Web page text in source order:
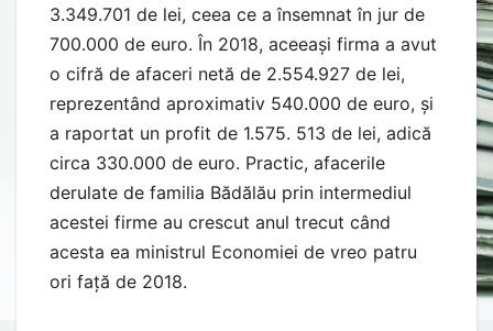
3.349.701 de lei, ceea ce a însemnat în jur de
700.000 de euro. În 2018, aceeași firma a avut
o cifră de afaceri netă de 2.554.927 de lei,
reprezentând aproximativ 540.000 de euro, și
a raportat un profit de 1.575. 513 de lei, adică
circa 330.000 de euro. Practic, afacerile
derulate de familia Bădălău prin intermediul
acestei firme au crescut anul trecut când
acesta ea ministrul Economiei de vreo patru
ori față de 2018.